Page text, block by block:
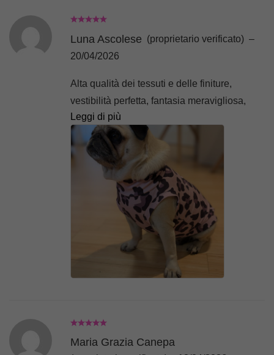
Luna Ascolese (proprietario verificato) –
20/04/2026
Alta qualità dei tessuti e delle finiture,
vestibilità perfetta, fantasia meravigliosa,
pacco sempre super curato, rapidissima
nella realizzazione, insomma, noi siamo
super innamorate di Piggy Pet! Elettra
indossa una F-XS
Leggi di più
Maria Grazia Canepa